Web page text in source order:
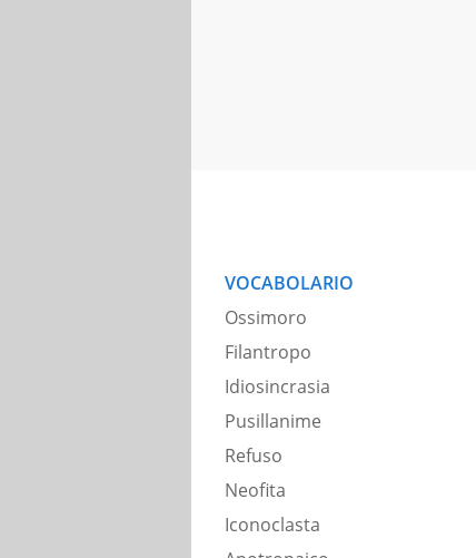
VOCABOLARIO
Ossimoro
Filantropo
Idiosincrasia
Pusillanime
Refuso
Neofita
Iconoclasta